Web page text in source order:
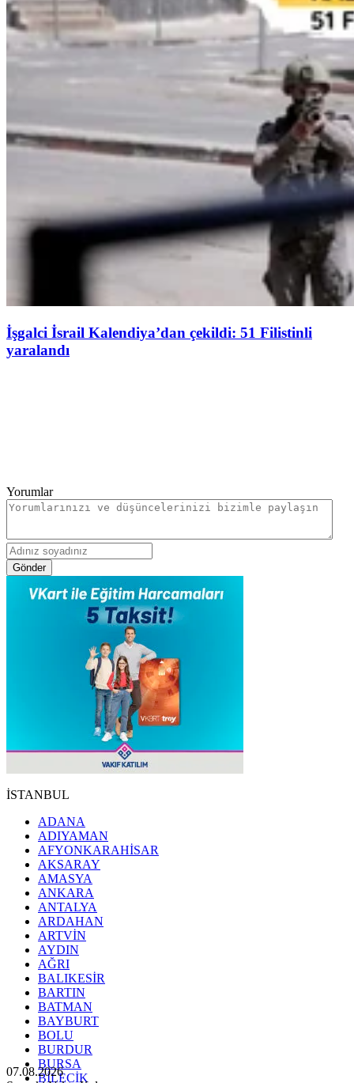
İşgalci İsrail Kalendiya’dan çekildi: 51 Filistinli
yaralandı
Yorumlar
Gönder
İSTANBUL
ADANA
ADIYAMAN
AFYONKARAHİSAR
AKSARAY
AMASYA
ANKARA
ANTALYA
ARDAHAN
ARTVİN
AYDIN
AĞRI
BALIKESİR
BARTIN
BATMAN
BAYBURT
BOLU
BURDUR
BURSA
BİLECİK
07.08.2026